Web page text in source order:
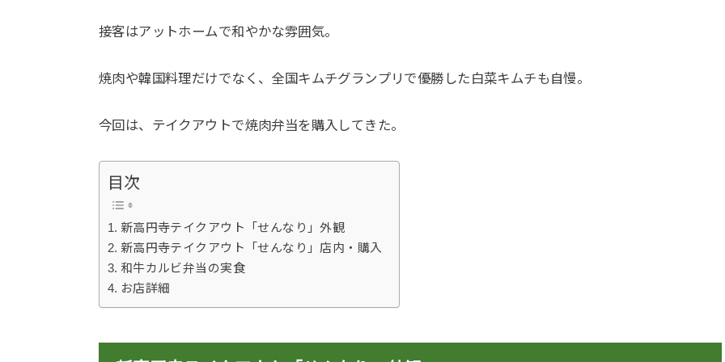
接客はアットホームで和やかな雰囲気。
焼肉や韓国料理だけでなく、全国キムチグランプリで優勝した白菜キムチも自慢。
今回は、テイクアウトで焼肉弁当を購入してきた。
目次
新高円寺テイクアウト「せんなり」外観
新高円寺テイクアウト「せんなり」店内・購入
和牛カルビ弁当の実食
お店詳細